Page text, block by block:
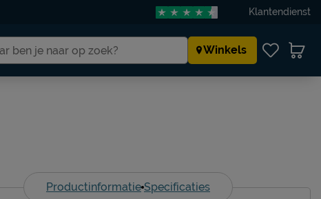
Klantendienst
Winkels
Productinformatie Specificaties